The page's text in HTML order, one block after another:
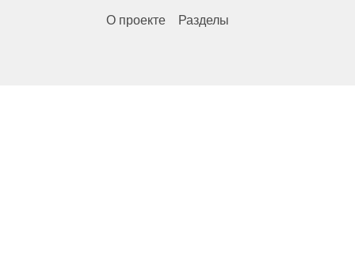
О проекте Разделы